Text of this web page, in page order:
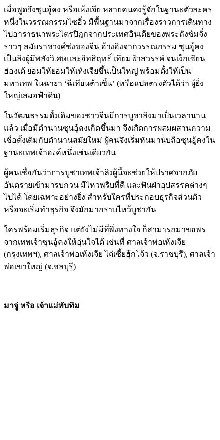
เมื่อพูดถึงซุนอู้คง หรือเห้งเจีย หลายคนคงรู้จักในฐานะตัวละคร
หนึ่งในวรรณกรรมไซอิ๋ว มีพื้นฐานมาจากเรื่องราวการเดินทาง
ไปอาราธนาพระไตรปิฎกจากประเทศอินเดียของพระถังซัมจั๋ง
ราวๆ สมัยราชวงศ์ซ่งของจีน อ้างอิงจากวรรณกรรม ซุนอู้คง
เป็นลิงผู้มีพลังวิเศษและอิทธิฤทธิ์ เทียมฟ้าสวรรค์ จนเง็กเซียน
ฮ่องเต้ ยอมให้ยอมให้เห้งเจียขึ้นเป็นใหญ่ พร้อมตั้งให้เป็น
มหาเทพ ในฉายา ‘ฉีเทียนต้าเซิ้น’ (หรือแปลตรงตัวได้ว่า ผู้ยิ่ง
ใหญ่เสมอฟ้าดิน)
ในวัฒนธรรมดั้งเดิมของชาวจีนมีการบูชาลิงมาเป็นเวลานาน
แล้ว เมื่อมีตำนานซุนอู้คงเกิดขึ้นมา จึงเกิดการผสมผสานความ
เชื่อดั้งเดิมกับตำนานสมัยใหม่ ผู้คนจึงเริ่มหันมานับถือซุนอู้คงใน
ฐานะเทพเจ้าองค์หนึ่งเช่นเดียวกัน
ผู้คนเชื่อกันว่าการบูชาเทพเจ้าลิงผู้นี้จะช่วยให้ปราศจากภัย
อันตรายเข้ามารบกวน มีไหวพริบที่ดี และฟันฝ่าอุปสรรคต่างๆ
ไปได้ โดยเฉพาะอย่างยิ่ง สำหรับใครที่ประกอบธุรกิจส่วนตัว
หรือจะเริ่มทำธุรกิจ จึงมักมากราบไหว้บูชากัน
ใครพร้อมเริ่มธุรกิจ แต่ยังไม่มีที่พึ่งทางใจ ก็สามารถมาขอพร
จากเทพเจ้าซุนอู้คงให้อุ่นใจได้ เช่นที่ ศาลเจ้าพ่อเห้งเจีย​
(กรุงเทพฯ), ศาลเจ้าพ่อเห้งเจีย ไต่เซี้ยฮุ้กโจ้ว (จ.ราชบุรี), ศาลเจ้า
พ่อเขาใหญ่ (จ.ชลบุรี)
มาจู่ หรือ เจ้าแม่ทับทิม